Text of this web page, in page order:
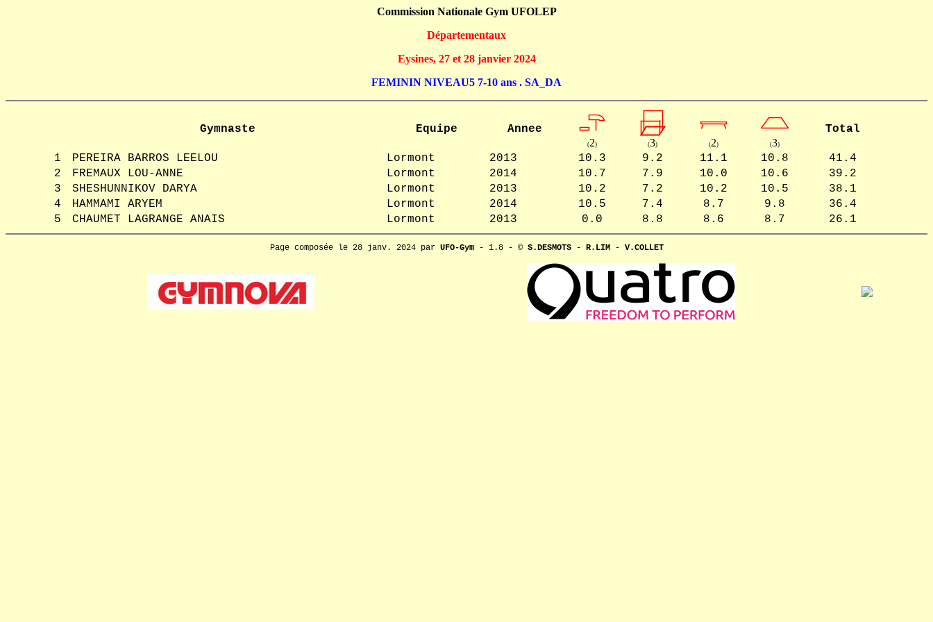
Commission Nationale Gym UFOLEP
Départementaux
Eysines, 27 et 28 janvier 2024
FEMININ NIVEAU5 7-10 ans . SA_DA
Gymnaste Equipe Annee
(2) (3) (2) (3)
Total
1 PEREIRA BARROS LEELOU Lormont 2013 10.3 9.2 11.1 10.8
41.4
2
FREMAUX LOU-ANNE Lormont 2014 10.7 7.9 10.0 10.6
39.2
3
SHESHUNNIKOV DARYA Lormont 2013 10.2 7.2 10.2 10.5
38.1
4
HAMMAMI ARYEM Lormont 2014 10.5 7.4 8.7 9.8
36.4
5
CHAUMET LAGRANGE ANAIS Lormont 2013 0.0 8.8 8.6 8.7 26.1
Page composée le 28 janv. 2024 par UFO-Gym- 1.8 - © S.DESMOTS- R.LIM- V.COLLET